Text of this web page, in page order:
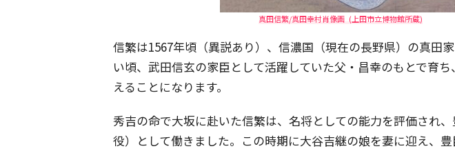
真田信繁/真田幸村肖像画 (上田市立博物館所蔵)
信繁は1567年頃（異説あり）、信濃国（現在の長野県）の真田
い頃、武田信玄の家臣として活躍していた父・昌幸のもとで育
えることになります。
秀吉の命で大坂に赴いた信繁は、名将としての能力を評価され
役）として働きました。この時期に大谷吉継の娘を妻に迎え、